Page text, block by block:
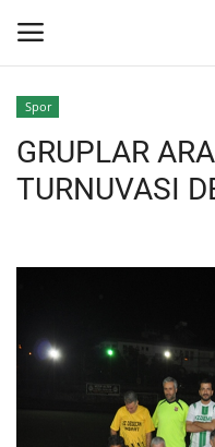
Ana
GÜNDEM
Ekonomi
Spor
GRUPLAR
TURNUVASI